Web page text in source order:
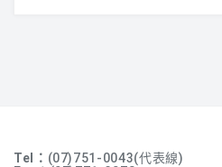
Tel： (07)751-0043(代表線)